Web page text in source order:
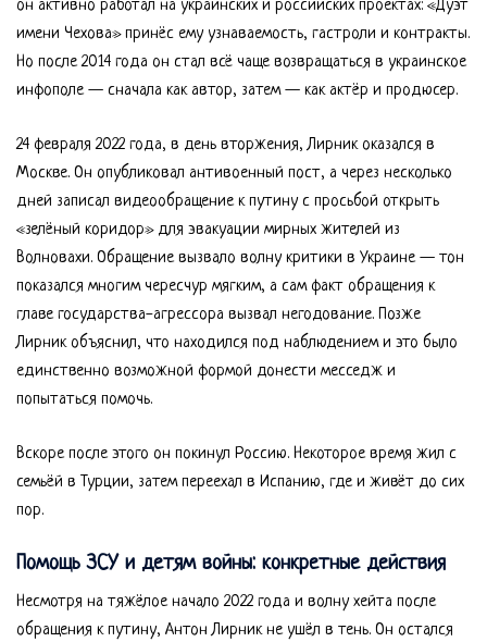
он активно работал на украинских и российских проектах: «Дуэт
имени Чехова» принёс ему узнаваемость, гастроли и контракты.
Но после 2014 года он стал всё чаще возвращаться в украинское
инфополе — сначала как автор, затем — как актёр и продюсер.
24 февраля 2022 года, в день вторжения, Лирник оказался в
Москве. Он опубликовал антивоенный пост, а через несколько
дней записал видеообращение к путину с просьбой открыть
«зелёный коридор» для эвакуации мирных жителей из
Волновахи. Обращение вызвало волну критики в Украине — тон
показался многим чересчур мягким, а сам факт обращения к
главе государства-агрессора вызвал негодование. Позже
Лирник объяснил, что находился под наблюдением и это было
единственно возможной формой донести месседж и
попытаться помочь.
Вскоре после этого он покинул Россию. Некоторое время жил с
семьёй в Турции, затем переехал в Испанию, где и живёт до сих
пор.
Помощь ЗСУ и детям войны: конкретные действия
Несмотря на тяжёлое начало 2022 года и волну хейта после
обращения к путину, Антон Лирник не ушёл в тень. Он остался